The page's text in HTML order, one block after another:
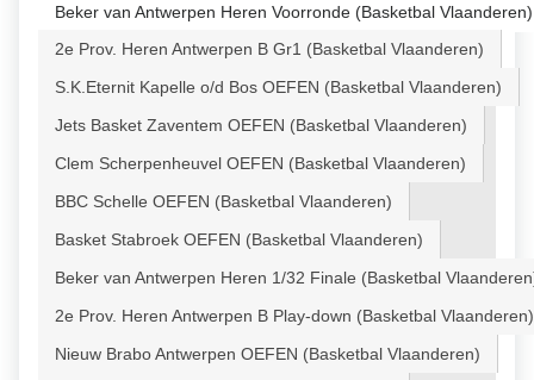
Beker van Antwerpen Heren Voorronde (Basketbal Vlaanderen)
2e Prov. Heren Antwerpen B Gr1 (Basketbal Vlaanderen)
S.K.Eternit Kapelle o/d Bos OEFEN (Basketbal Vlaanderen)
Jets Basket Zaventem OEFEN (Basketbal Vlaanderen)
Clem Scherpenheuvel OEFEN (Basketbal Vlaanderen)
BBC Schelle OEFEN (Basketbal Vlaanderen)
Basket Stabroek OEFEN (Basketbal Vlaanderen)
Beker van Antwerpen Heren 1/32 Finale (Basketbal
2e Prov. Heren Antwerpen B Play-down (Basketbal Vlaanderen)
Nieuw Brabo Antwerpen OEFEN (Basketbal Vlaanderen)